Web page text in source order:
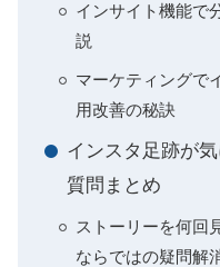
インサイト機能で
説
マーケティングで
用改善の秘訣
インスタ足跡が
質問まとめ
ストーリーを何回
ならではの疑問解